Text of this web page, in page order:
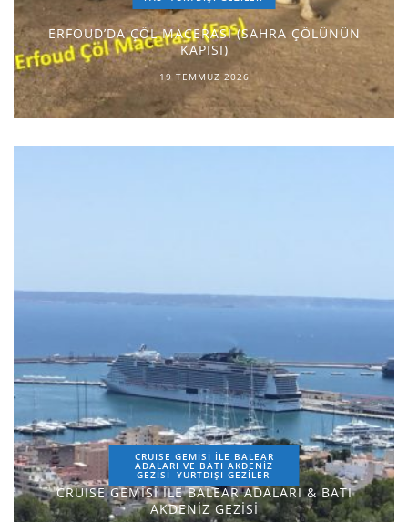
ERFOUD’DA ÇÖL MACERASI (SAHRA ÇÖLÜNÜN
KAPISI)
19 TEMMUZ 2026
CRUISE GEMİSİ İLE BALEAR
ADALARI VE BATI AKDENİZ
GEZİSİ YURTDIŞI GEZILER
CRUISE GEMİSİ İLE BALEAR ADALARI & BATI
AKDENİZ GEZİSİ